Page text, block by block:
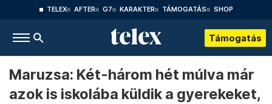
TELEX AFTER G7 KARAKTER TÁMOGATÁS SHOP
Támogatás
Maruzsa: Két-három hét múlva már
azok is iskolába küldik a gyerekeket,